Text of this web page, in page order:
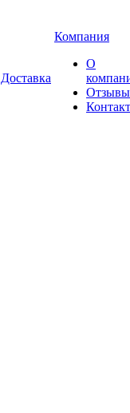
Доставка
Компания
О
Отзывы